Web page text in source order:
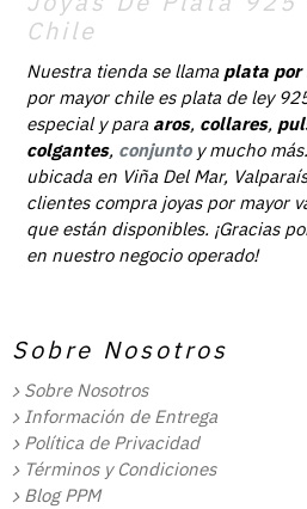
Chile
Nuestra tienda se llama plata por
por mayor chile es plata de ley
especial y para aros, collares,
colgantes, conjunto y mucho más.
ubicada en Viña Del Mar,
clientes compra joyas por mayor
que están disponibles. ¡Gracias
en nuestro negocio operado!
Sobre Nosotros
Sobre Nosotros
Información de Entrega
Política de Privacidad
Términos y Condiciones
Blog PPM